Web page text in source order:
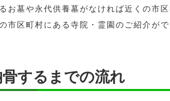
お墓や永代供養墓がなければ近くの市
市区町村にある寺院・霊園のご紹介が
するまでの流れ